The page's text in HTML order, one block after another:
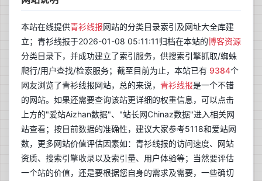
本站在线提供青衫线报网站的分类目录索引及网址大全库建
立；青衫线报于2026-01-08 05:11:11归档在本站的博客资源
分类目录下，并成功建立了索引服务，供搜索引擎抓取/蜘蛛
爬行/用户查找/检索服务；截至目前为止，本站已有 9384个
网友浏览了青衫线报网站，总的来说， 青衫线报是一个不错
的网站。如果还需要查询该站更详细的权重信息，可以点击
上方的"爱站Aizhan数据"、"站长网Chinaz数据"进入相关网
站查看；按目前数据的准确性，建议大家参考5118和爱站网
数，更多网站价值评估因素如：青衫线报的访问速度、网站
资质、搜索引擎收录以及索引量、用户体验等；当然要评估
一个站的价值，还是要根据您自身的需求及需要，一些确切